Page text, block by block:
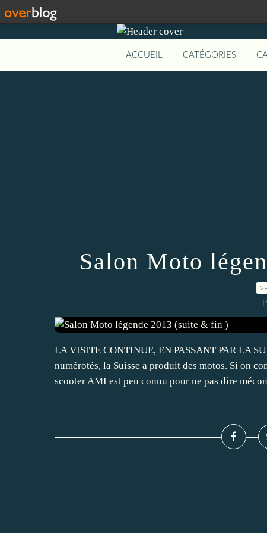
ACCUEIL CATÉGORIES
Salon Moto
LA VISITE CONTINUE, EN PASSANT PAR LA
numérotés, la Suisse a produit des motos. Si on
scooter AMI est peu connu pour ne pas dire